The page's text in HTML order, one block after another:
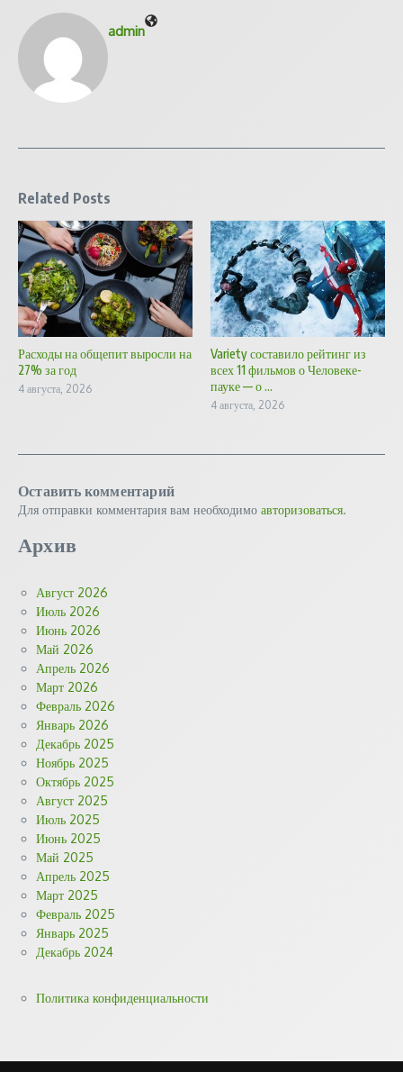
admin
Related Posts
Расходы на общепит выросли на
27% за год
4 августа, 2026
Variety составило рейтинг из
всех 11 фильмов о Человеке-
пауке — о ...
4 августа, 2026
Оставить комментарий
Для отправки комментария вам необходимо авторизоваться.
Архив
Август 2026
Июль 2026
Июнь 2026
Май 2026
Апрель 2026
Март 2026
Февраль 2026
Январь 2026
Декабрь 2025
Ноябрь 2025
Октябрь 2025
Август 2025
Июль 2025
Июнь 2025
Май 2025
Апрель 2025
Март 2025
Февраль 2025
Январь 2025
Декабрь 2024
Политика конфиденциальности